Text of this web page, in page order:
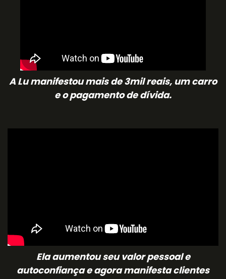
A Lu manifestou mais de 3mil reais, um carro
e o pagamento de dívida.
Ela aumentou seu valor pessoal e
autoconfiança e agora manifesta clientes